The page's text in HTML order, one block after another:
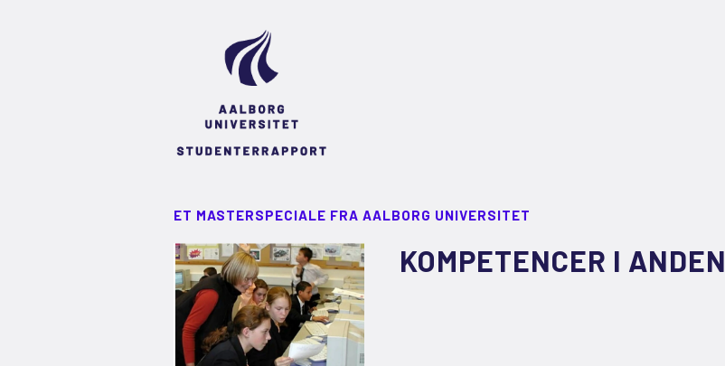
ET MASTERSPECIALE FRA AALBORG UNIVERSITET
KOMPETENCER I ANDEN